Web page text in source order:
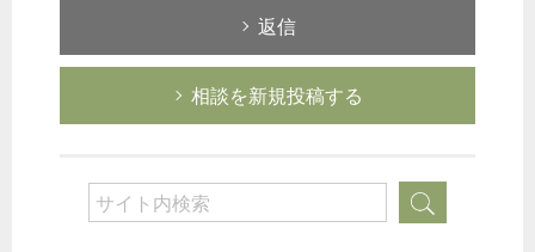
返信
相談を新規投稿する